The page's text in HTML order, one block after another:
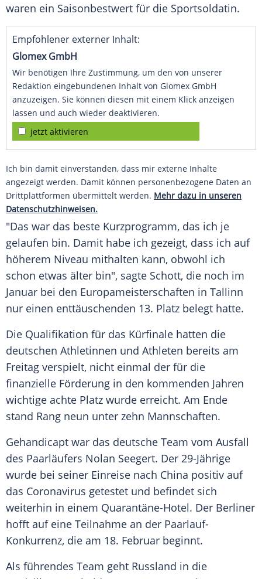
waren ein Saisonbestwert für die Sportsoldatin.
Empfohlener externer Inhalt:
Glomex GmbH
Wir benötigen Ihre Zustimmung, um den von unserer
Redaktion eingebundenen Inhalt von Glomex GmbH
anzuzeigen. Sie können diesen mit einem Klick anzeigen
lassen und auch wieder deaktivieren.
jetzt aktivieren
Ich bin damit einverstanden, dass mir externe Inhalte
angezeigt werden. Damit können personenbezogene Daten an
Drittplattformen übermittelt werden. Mehr dazu in unseren
Datenschutzhinweisen.
"Das war das beste Kurzprogramm, das ich je
gelaufen bin. Damit habe ich gezeigt, dass ich auf
höherem Niveau mithalten kann, obwohl ich
schon etwas älter bin", sagte Schott, die noch im
Januar bei den Europameisterschaften in Tallinn
nur einen enttäuschenden 13. Platz belegt hatte.
Die Qualifikation für das Kürfinale hatten die
deutschen Athletinnen und Athleten bereits am
Freitag verspielt, nicht einmal der für die
finanzielle Förderung in den kommenden Jahren
wichtige achte Platz wurde erreicht. Am Ende
stand Rang neun unter zehn Mannschaften.
Gehandicapt war das deutsche Team vom Ausfall
des Paarläufers Nolan Seegert. Der 29-Jährige
wurde bei seiner Einreise nach China positiv auf
das Coronavirus getestet und befindet sich
weiterhin in einem Quarantäne-Hotel. Der Berliner
hofft auf eine Teilnahme an der Paarlauf-
Konkurrenz, die am 18. Februar beginnt.
Als führendes Team geht Russland in die